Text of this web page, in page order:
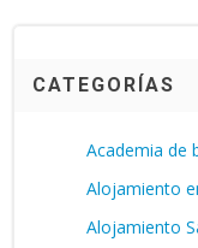
CATEGORÍAS
Academia de
Alojamiento
Alojamiento